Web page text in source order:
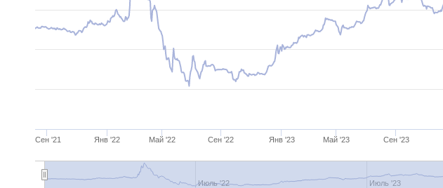
Сен '21 Янв '22 Май '22 Сен '22 Янв '23 Май '23 Сен '23
Июль '22 Июль '23